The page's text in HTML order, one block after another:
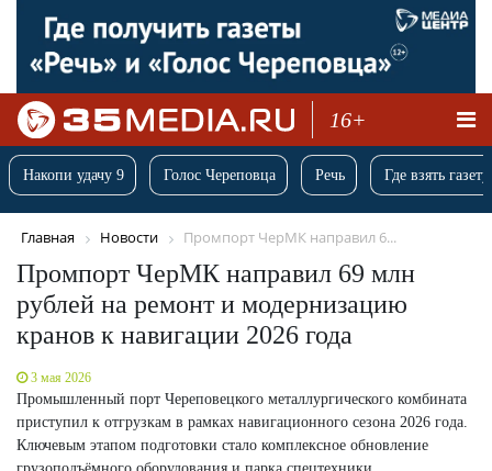
16+
Накопи удачу 9 Голос Череповца Речь Где взять
Главная Новости Промпорт ЧерМК направил 6...
Промпорт ЧерМК направил 69 млн
рублей на ремонт и модернизацию
кранов к навигации 2026 года
3 мая 2026
Промышленный порт Череповецкого металлургического комбината
приступил к отгрузкам в рамках навигационного сезона 2026 года.
Ключевым этапом подготовки стало комплексное обновление